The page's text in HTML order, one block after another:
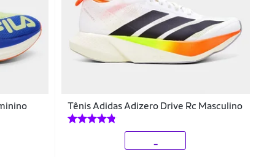
Tênis Adidas Adizero Drive Rc Masculino